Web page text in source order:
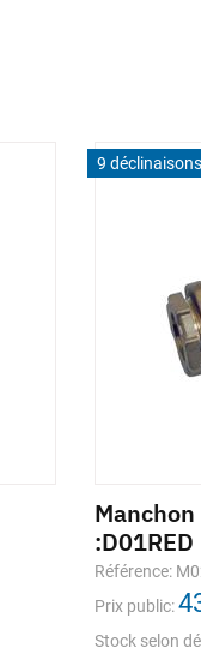
9 déclinaisons
:D01RED
Référence:
Prix public:
Stock selon